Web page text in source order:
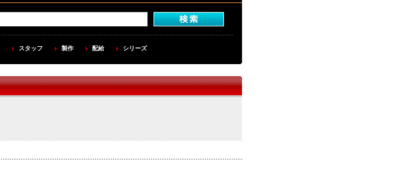
スタッフ 製作 配給 シリーズ